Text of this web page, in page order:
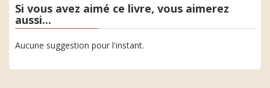
Si vous avez aimé ce livre, vous aimerez
aussi...
Aucune suggestion pour l'instant.